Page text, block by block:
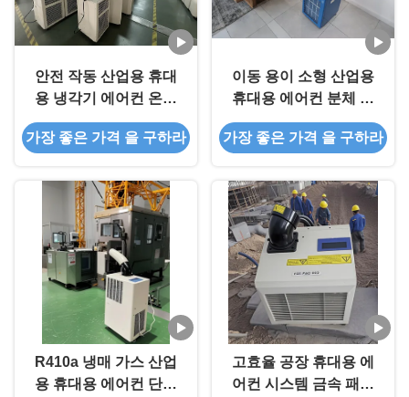
안전 작동 산업용 휴대
용 냉각기 에어컨 온도
저항
가장 좋은 가격 을 구하라
이동 용이 소형 산업용
휴대용 에어컨 분체 도
장 680kw 산업용 휴대
용 AC 유닛
가장 좋은 가격 을 구하라
R410a 냉매 가스 산업
용 휴대용 에어컨 단일
고효율 공장 휴대용 에
어컨 시스템 금속 패널